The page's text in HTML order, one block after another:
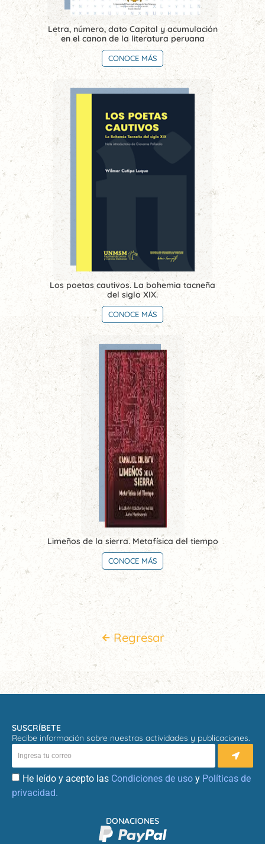
Letra, número, dato Capital y acumulación
en el canon de la literatura peruana
CONOCE MÁS
Los poetas cautivos. La bohemia tacneña
del siglo XIX.
CONOCE MÁS
Limeños de la sierra. Metafísica del tiempo
CONOCE MÁS
Regresar
SUSCRÍBETE
Recibe información sobre nuestras actividades y publicaciones.
He leído y acepto las Condiciones de uso y Políticas de
privacidad.
DONACIONES